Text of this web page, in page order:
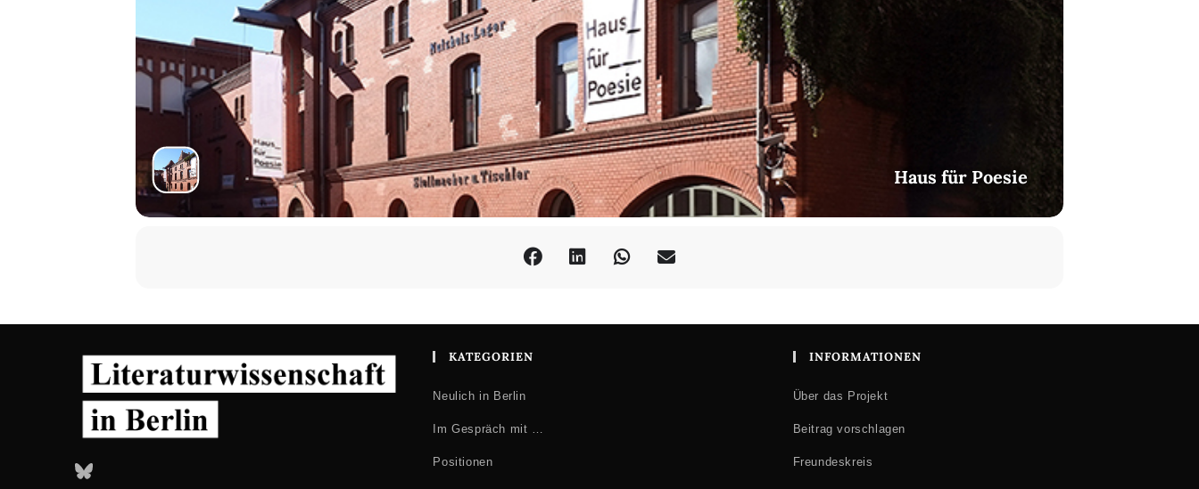
Haus für Poesie
Bluesky
KATEGORIEN
Neulich in Berlin
Im Gespräch mit …
Positionen
INFORMATIONEN
Über das Projekt
Beitrag vorschlagen
Freundeskreis